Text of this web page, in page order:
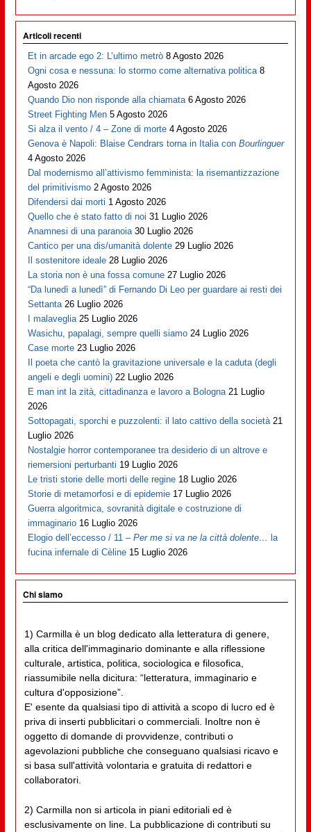
Articoli recenti
Et in arcade ego 2: L’ultimo metrò 8 Agosto 2026
Ogni cosa e nessuna: lo stormo come alternativa politica 8
Agosto 2026
Quando Dio non risponde alla chiamata 6 Agosto 2026
Street Fighting Men 5 Agosto 2026
Si alza il vento / 4 – Zone di morte 4 Agosto 2026
Genova è Napoli: Blaise Cendrars torna in Italia conBourlinguer
4 Agosto 2026
Dal modernismo all’attivismo femminista: la risemantizzazione
del primitivismo 2 Agosto 2026
Difendersi dai morti 1 Agosto 2026
Quello che è stato fatto di noi 31 Luglio 2026
Anamnesi di una paranoia 30 Luglio 2026
Cantico per una dis/umanità dolente 29 Luglio 2026
Il sostenitore ideale 28 Luglio 2026
La storia non è una fossa comune 27 Luglio 2026
“Da lunedì a lunedì” di Fernando Di Leo per guardare ai resti dei
Settanta 26 Luglio 2026
I malaveglia 25 Luglio 2026
Wasichu, papalagi, sempre quelli siamo 24 Luglio 2026
Case morte 23 Luglio 2026
Il poeta che cantò la gravitazione universale e la caduta (degli
angeli e degli uomini) 22 Luglio 2026
E man int la zità, cittadinanza e lavoro a Bologna 21 Luglio
2026
Sottopagati, sporchi e puzzolenti: il lato cattivo della società 21
Luglio 2026
Nostalgie horror contemporanee tra desiderio di un altrove e
riemersioni perturbanti 19 Luglio 2026
Le tristi storie delle morti delle regine 18 Luglio 2026
Storie di metamorfosi e di epidemie 17 Luglio 2026
Guerra algoritmica, sovranità digitale e costruzione di
immaginario 16 Luglio 2026
Elogio dell’eccesso / 11 –Per me si va ne la città dolente… la
fucina infernale di Cèline 15 Luglio 2026
Chi siamo
1) Carmilla è un blog dedicato alla letteratura di genere,
alla critica dell'immaginario dominante e alla riflessione
culturale, artistica, politica, sociologica e filosofica,
riassumibile nella dicitura: “letteratura, immaginario e
cultura d'opposizione”.
E' esente da qualsiasi tipo di attività a scopo di lucro ed è
priva di inserti pubblicitari o commerciali. Inoltre non è
oggetto di domande di provvidenze, contributi o
agevolazioni pubbliche che conseguano qualsiasi ricavo e
si basa sull'attività volontaria e gratuita di redattori e
collaboratori.
2) Carmilla non si articola in piani editoriali ed è
esclusivamente on line. La pubblicazione di contributi su